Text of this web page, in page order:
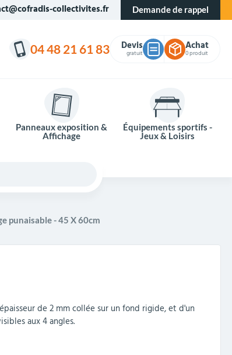
collectivites.fr Demande de rappel
04 48 21 61 83 Devis
gratuit
Achat
0 produit
Panneaux exposition &
Affichage
Équipements sportifs -
Jeux & Loisirs
punaisable - 45 X 60cm
de 2 mm collée sur un fond rigide, et d'un
aux 4 angles.